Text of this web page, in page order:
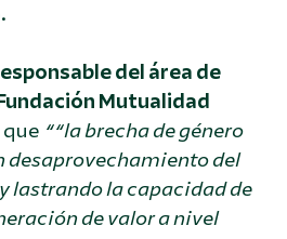
del área de
Mutualidad
que ““la brecha de género
desaprovechamiento del
lastrando la capacidad de
de valor a nivel